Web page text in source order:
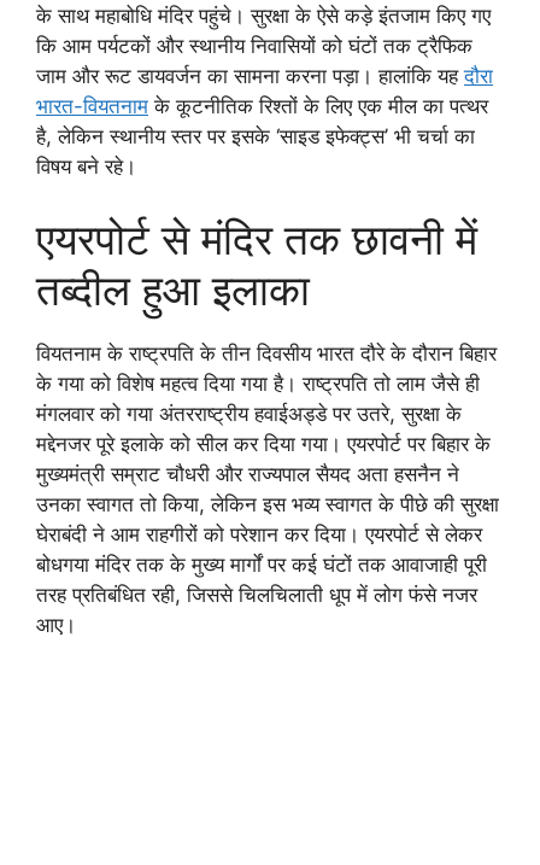
के साथ महाबोधि मंदिर पहुंचे। सुरक्षा के ऐसे कड़े इंतजाम किए गए
कि आम पर्यटकों और स्थानीय निवासियों को घंटों तक ट्रैफिक
जाम और रूट डायवर्जन का सामना करना पड़ा। हालांकि यहदौरा
भारत-वियतनाम के कूटनीतिक रिश्तों के लिए एक मील का पत्थर
है, लेकिन स्थानीय स्तर पर इसके ‘साइड इफेक्ट्स’ भी चर्चा का
विषय बने रहे।
एयरपोर्ट से मंदिर तक छावनी में
तब्दील हुआ इलाका
वियतनाम के राष्ट्रपति के तीन दिवसीय भारत दौरे के दौरान बिहार
के गया को विशेष महत्व दिया गया है। राष्ट्रपति तो लाम जैसे ही
मंगलवार को गया अंतरराष्ट्रीय हवाईअड्डे पर उतरे, सुरक्षा के
मद्देनजर पूरे इलाके को सील कर दिया गया। एयरपोर्ट पर बिहार के
मुख्यमंत्री सम्राट चौधरी और राज्यपाल सैयद अता हसनैन ने
उनका स्वागत तो किया, लेकिन इस भव्य स्वागत के पीछे की सुरक्षा
घेराबंदी ने आम राहगीरों को परेशान कर दिया। एयरपोर्ट से लेकर
बोधगया मंदिर तक के मुख्य मार्गों पर कई घंटों तक आवाजाही पूरी
तरह प्रतिबंधित रही, जिससे चिलचिलाती धूप में लोग फंसे नजर
आए।